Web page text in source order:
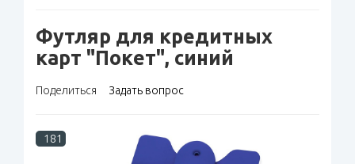
Футляр для кредитных
карт "Покет", синий
Поделиться Задать вопрос
181